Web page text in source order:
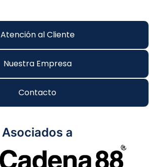
Atención al Cliente
Nuestra Empresa
Contacto
Asociados a